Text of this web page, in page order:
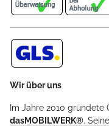
Wir über uns
Im Jahre 2010
dasMOBILWERK®.